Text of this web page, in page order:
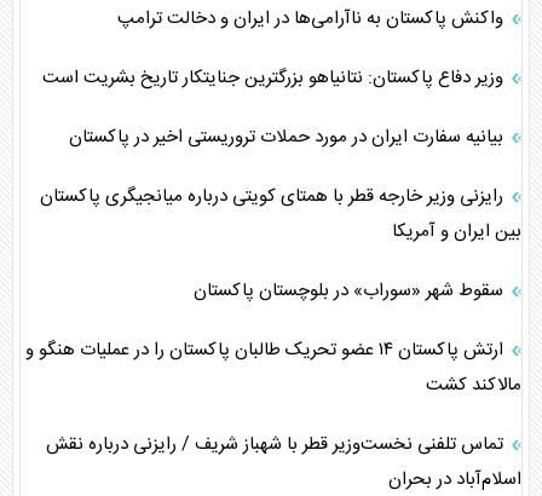
واکنش پاکستان به ناآرامی‌ها در ایران و دخالت ترامپ
وزیر دفاع پاکستان: نتانیاهو بزرگترین جنایتکار تاریخ بشریت است
بیانیه سفارت ایران در مورد حملات تروریستی اخیر در پاکستان
رایزنی وزیر خارجه قطر با همتای کویتی درباره میانجیگری پاکستان
بین ایران و آمریکا
سقوط شهر «سوراب» در بلوچستان پاکستان
ارتش پاکستان ۱۴ عضو تحریک طالبان پاکستان را در عملیات‌ هنگو و
مالاکند کشت
تماس تلفنی نخست‌وزیر قطر با شهباز شریف / رایزنی درباره نقش
اسلام‌آباد در بحران